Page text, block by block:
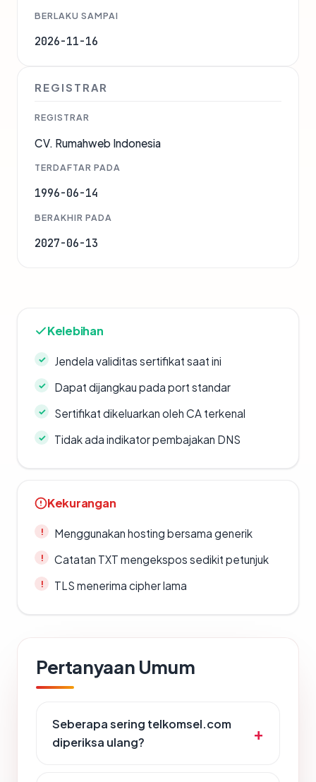
BERLAKU SAMPAI
2026-11-16
REGISTRAR
REGISTRAR
CV. Rumahweb Indonesia
TERDAFTAR PADA
1996-06-14
BERAKHIR PADA
2027-06-13
Kelebihan
Jendela validitas sertifikat saat ini
Dapat dijangkau pada port standar
Sertifikat dikeluarkan oleh CA terkenal
Tidak ada indikator pembajakan DNS
Kekurangan
Menggunakan hosting bersama generik
Catatan TXT mengekspos sedikit petunjuk
TLS menerima cipher lama
Pertanyaan Umum
Seberapa sering telkomsel.com
diperiksa ulang?